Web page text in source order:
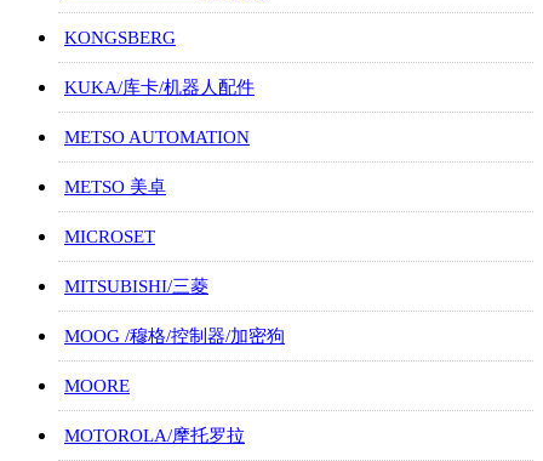
KONGSBERG
KUKA/库卡/机器人配件
METSO AUTOMATION
METSO 美卓
MICROSET
MITSUBISHI/三菱
MOOG /穆格/控制器/加密狗
MOORE
MOTOROLA/摩托罗拉